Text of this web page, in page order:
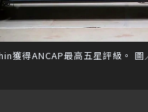
獲得ANCAP最高五星評級。 圖